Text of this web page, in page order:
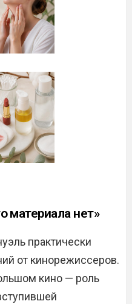
материала нет»
практически
от кинорежиссеров.
кино — роль